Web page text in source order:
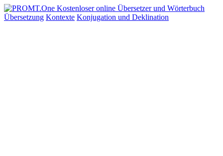
Übersetzung Kontexte Konjugation und Deklination